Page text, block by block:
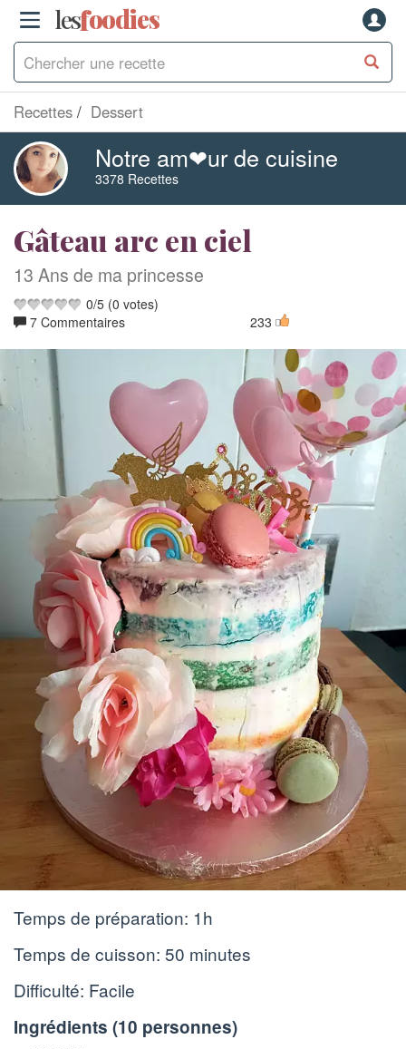
lesfoodies
Recettes Dessert
Notre am❤ur de cuisine
3378 Recettes
Gâteau arc en ciel
13 Ans de ma princesse
0/5 (0 votes)
7 Commentaires
233
Temps de préparation: 1h
Temps de cuisson: 50 minutes
Difficulté: Facile
Ingrédients (10 personnes)